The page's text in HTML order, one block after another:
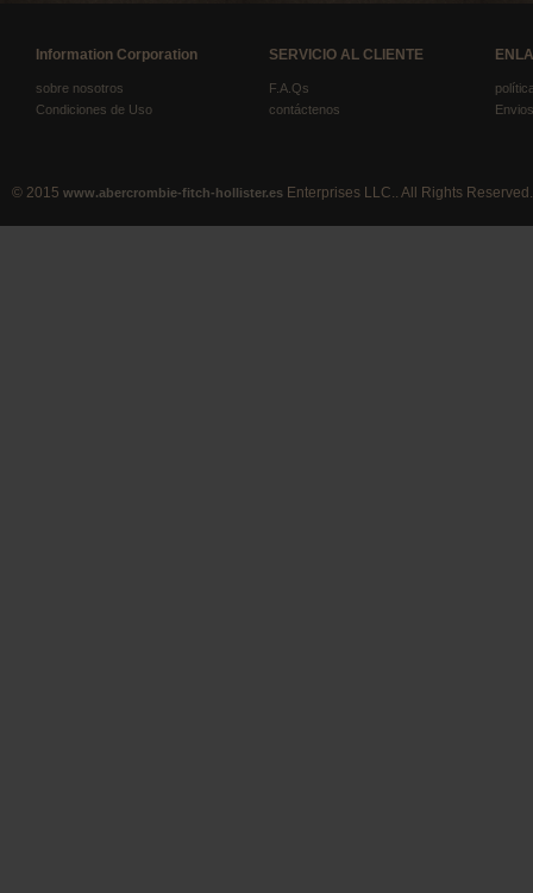
Information Corporation
sobre nosotros
Condiciones de Uso
SERVICIO AL CLIENTE
F.A.Qs
contáctenos
© 2015 www.abercrombie-fitch-hollister.es Enterprises LLC.. All Rights Reserved.